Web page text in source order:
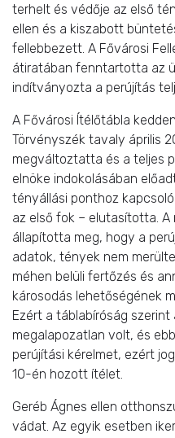
terhelt és védője az első
ellen és a kiszabott
fellebbezett. A Fővárosi
átiratában fenntartotta az
indítványozta a perújítás
A Fővárosi Ítélőtábla
Törvényszék tavaly április
megváltoztatta és a teljes
elnöke indokolásában
tényállási ponthoz
az első fok – elutasította.
állapította meg, hogy a
adatok, tények nem
méhen belüli fertőzés és
károsodás lehetőségének
Ezért a táblabíróság
megalapozatlan volt, és
perújítási kérelmet, ezért
10-én hozott ítélet.
Geréb Ágnes ellen
vádat. Az egyik esetben